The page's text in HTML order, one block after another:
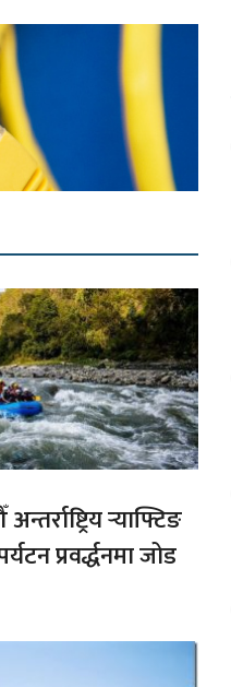
र्‍याफ्टिङ
प्रवर्द्धनमा जोड